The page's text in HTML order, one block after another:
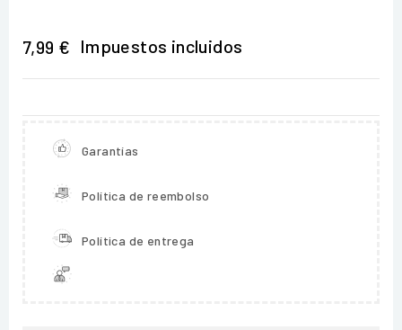
7,99 € Impuestos incluidos
Garantías
Política de reembolso
Política de entrega